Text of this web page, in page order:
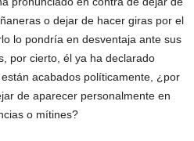
o dejar de hacer giras por el
lo pondría en desventaja ante sus
por cierto, él ya ha declarado
acabados políticamente, ¿por
de aparecer personalmente en
o mítines?